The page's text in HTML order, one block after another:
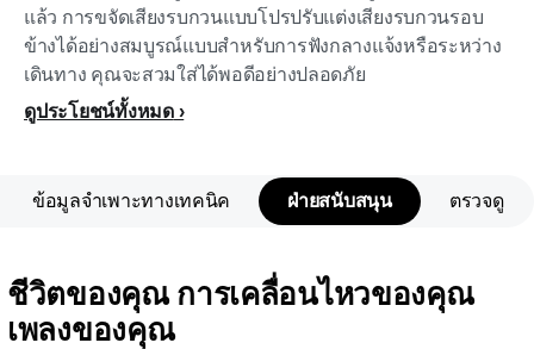
แล้ว การขจัดเสียงรบกวนแบบโปรปรับแต่งเสียงรบกวนรอบ
ข้างได้อย่างสมบูรณ์แบบสำหรับการฟังกลางแจ้งหรือระหว่าง
เดินทาง คุณจะสวมใส่ได้พอดีอย่างปลอดภัย
ดูประโยชน์ทั้งหมด
ข้อมูลจำเพาะทางเทคนิค ฝ่ายสนับสนุน ตรวจดู
ชีวิตของคุณ การเคลื่อนไหวของคุณ
เพลงของคุณ